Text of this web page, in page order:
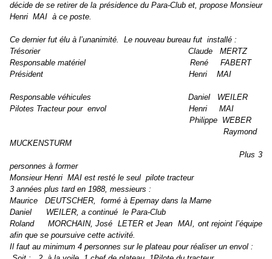
‬décide de se retirer de la présidence du Para-Club et,‭ ‬propose Monsieur
Henri‭ ‬MAI‭ ‬à ce poste.
Ce dernier fut élu à l‭’‬unanimité.‭ ‬Le nouveau bureau fut‭ ‬installé :
Trésorier‭ Claude‭ ‬ MERTZ‭
Responsable matériel‭ ‬ René‭ FABERT‭
Président‭ ‬Henri‭ ‬ MAI
Responsable véhicules‭ ‬Daniel‭ ‬ WEILER
Pilotes Tracteur pour‭ ‬envol‭ ‬Henri‭ ‬ MAI‭
Philippe‭ ‬WEBER
‭ Raymond‭ ‬
MUCKENSTURM‭
Plus‭ ‬3‭
‬personnes à former
Monsieur‭ ‬Henri‭ ‬MAI est resté le seul‭ ‬pilote tracteur
3‭ ‬années plus tard en‭ ‬1988,‭ ‬messieurs :
Maurice‭ ‬DEUTSCHER,‭ ‬formé à Epernay dans la Marne
Daniel‭ ‬WEILER,‭ ‬a continué‭ ‬le Para-Club
Roland‭ ‬MORCHAIN,‭ ‬José‭ ‬LETER‭ ‬et Jean‭ ‬MAI,‭ ‬ont rejoint l’équipe
afin que se poursuive cette activité.‭
Il faut au minimum‭ ‬4‭ ‬personnes sur le plateau pour réaliser un envol :